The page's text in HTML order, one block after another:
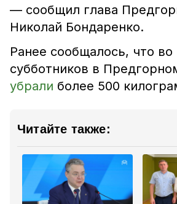
— сообщил глава
Николай Бондаренко.
Ранее сообщалось, что
субботников в
убрали более 500
Читайте также: